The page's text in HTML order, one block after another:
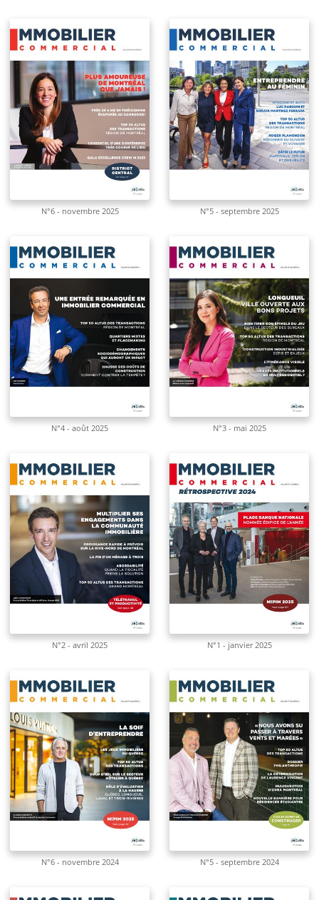
N°6 - novembre 2025 N°5 - septembre 2025
N°4 - août 2025 N°3 - mai 2025
N°2 - avril 2025 N°1 - janvier 2025
N°6 - novembre 2024 N°5 - septembre 2024